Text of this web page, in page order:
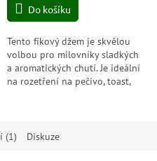
5
hvězdiček.
Do košíku
Tento fíkový džem je skvělou
volbou pro milovníky sladkých
a aromatických chutí. Je ideální
na rozetření na pečivo, toast,
(1) Diskuze